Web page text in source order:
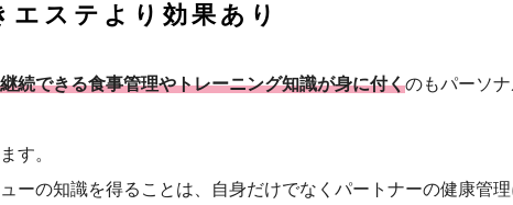
ステより効果あり
継続できる食事管理やトレーニング知識が身に付くのもパーソ
す。
ーの知識を得ることは、自身だけでなくパートナーの健康管